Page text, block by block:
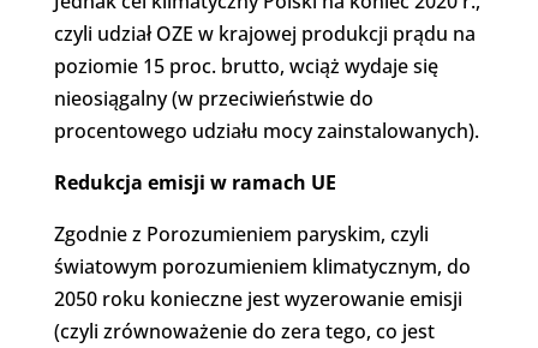
czyli udział OZE w krajowej produkcji prądu na
poziomie 15 proc. brutto, wciąż wydaje się
nieosiągalny (w przeciwieństwie do
procentowego udziału mocy zainstalowanych).
Redukcja emisji w ramach UE
Zgodnie z Porozumieniem paryskim, czyli
światowym porozumieniem klimatycznym, do
2050 roku konieczne jest wyzerowanie emisji
(czyli zrównoważenie do zera tego, co jest